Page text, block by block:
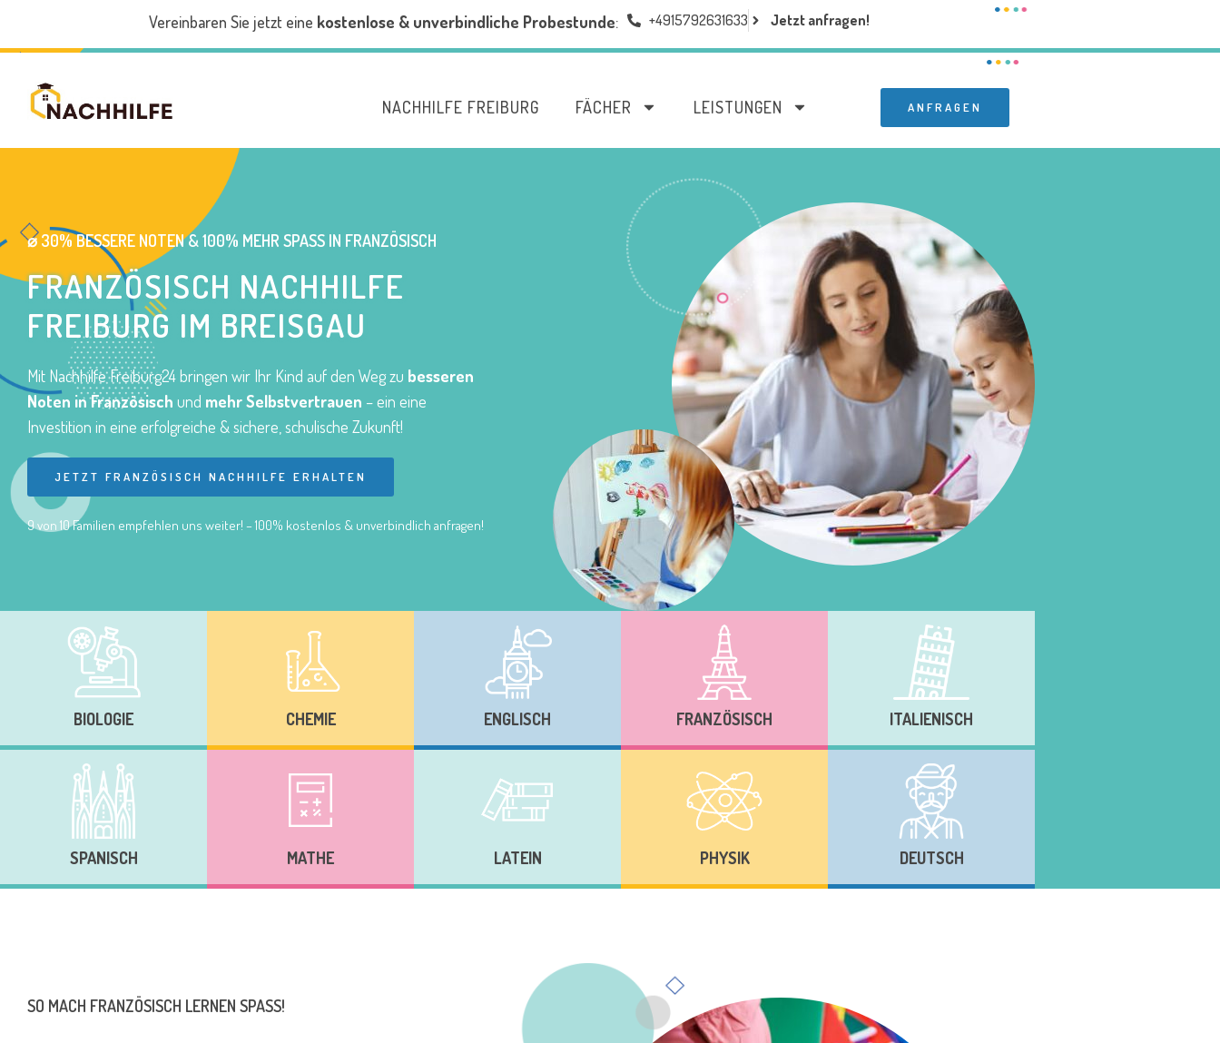
Vereinbaren Sie jetzt eine kostenlose & unverbindliche Probestunde: +4915792631633 Jetzt anfragen!
NACHHILFE FREIBURG FÄCHER LEISTUNGEN ANFRAGEN
⌀ 30% BESSERE NOTEN & 100% MEHR SPASS IN FRANZÖSISCH
FRANZÖSISCH NACHHILFE
FREIBURG IM BREISGAU
Mit Nachhilfe Freiburg24 bringen wir Ihr Kind auf den Weg zu besseren
Noten in Französisch und mehr Selbstvertrauen – ein eine
Investition in eine erfolgreiche & sichere, schulische Zukunft!
JETZT FRANZÖSISCH NACHHILFE ERHALTEN
9 von 10 Familien empfehlen uns weiter! – 100% kostenlos & unverbindlich anfragen!
BIOLOGIE CHEMIE ENGLISCH FRANZÖSISCH ITALIENISCH
SPANISCH MATHE LATEIN PHYSIK DEUTSCH
SO MACH FRANZÖSISCH LERNEN SPASS!